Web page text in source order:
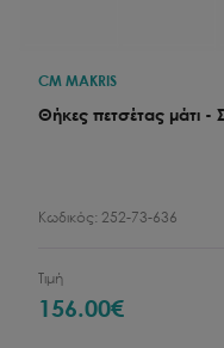
CM MAKRIS
Θήκες πετσέτας μάτι -
Κωδικός: 252-73-636
Τιμή
156.00€